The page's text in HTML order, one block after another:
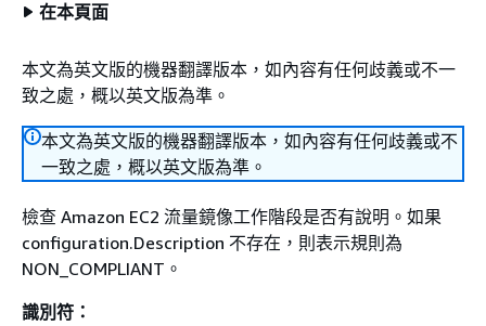
在本頁面
本文為英文版的機器翻譯版本，如內容有任何歧義或不一
致之處，概以英文版為準。
本文為英文版的機器翻譯版本，如內容有任何歧義或不
一致之處，概以英文版為準。
檢查 Amazon EC2 流量鏡像工作階段是否有說明。如果
configuration.Description 不存在，則表示規則為
NON_COMPLIANT。
識別符：